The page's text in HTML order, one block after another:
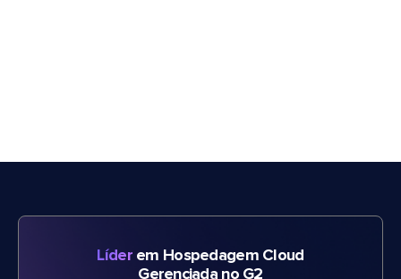
Líderem Hospedagem Cloud
Gerenciada no G2